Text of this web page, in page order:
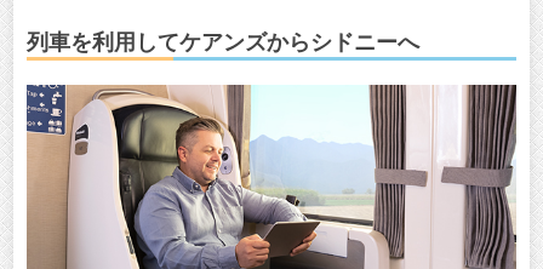
列車を利用してケアンズからシドニーへ